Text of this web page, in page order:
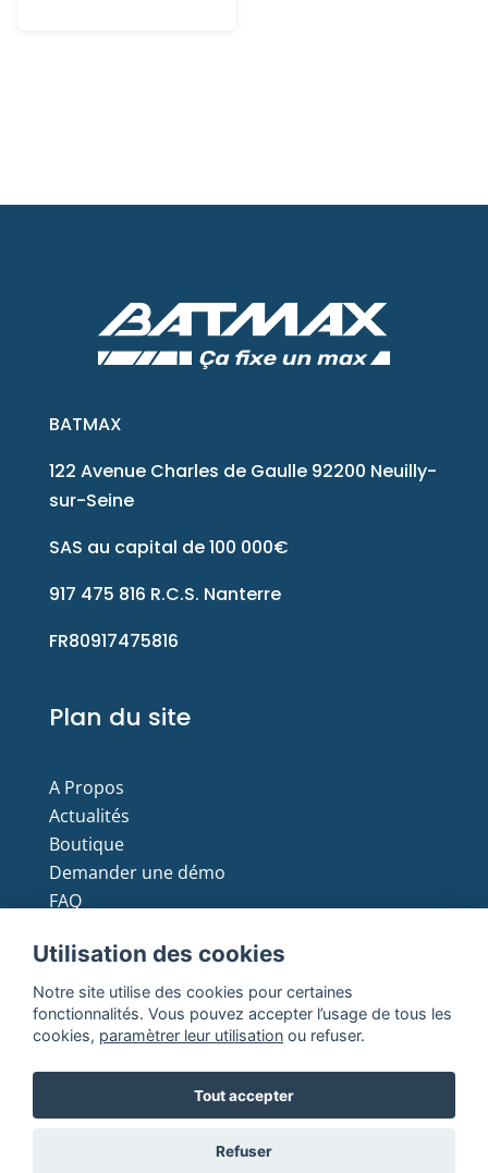
BATMAX
122 Avenue Charles de Gaulle 92200 Neuilly-
sur-Seine
SAS au capital de 100 000€
917 475 816 R.C.S. Nanterre
FR80917475816
Plan du site
A Propos
Actualités
Boutique
Demander une démo
FAQ
Copyright © 2021 Batmax. All Rights Reserved
Conditions générales de
Utilisation des cookies
Notre site utilise des cookies pour certaines
fonctionnalités. Vous pouvez accepter l’usage de tous les
cookies, paramètrer leur utilisation ou refuser.
Tout accepter
Refuser